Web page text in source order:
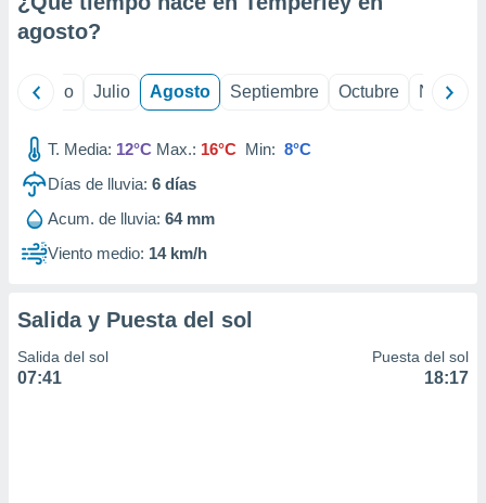
e
publicidad
publicidad
de
agosto?
Junio Julio Agosto Septiembre Octubre
T. Media: 12°C Max.: 16°C Min: 8°C
Días de lluvia: 6 días
Acum. de lluvia: 64 mm
Viento medio: 14 km/h
Salida y Puesta del sol
Salida del sol
07:41
Puesta del sol
18:17